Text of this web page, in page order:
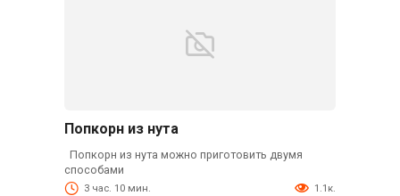
Попкорн из нута
Попкорн из нута можно приготовить двумя
способами
3 час. 10 мин. 1.1к.